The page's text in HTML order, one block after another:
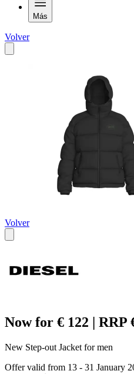
Más
Volver
Volver
Now for € 122 | RRP
New Step-out Jacket for men
Offer valid from 13 - 31 January